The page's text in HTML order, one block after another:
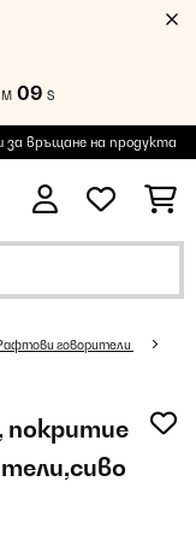
M 08 S
за връщане на продукта
говорители
покритие